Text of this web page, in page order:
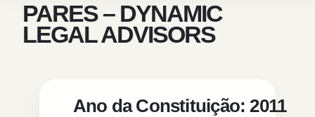
conteúdo
PARES – DYNAMIC
LEGAL ADVISORS
Ano da Constituição: 2011